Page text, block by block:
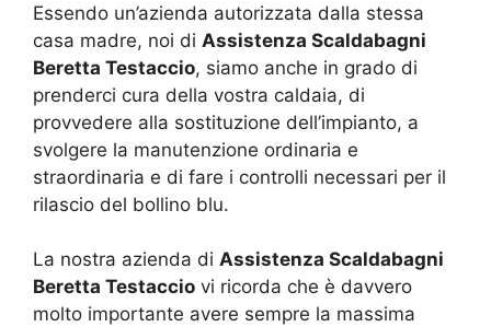
Essendo un’azienda autorizzata dalla stessa
casa madre, noi di Assistenza Scaldabagni
Beretta Testaccio, siamo anche in grado di
prenderci cura della vostra caldaia, di
provvedere alla sostituzione dell’impianto, a
svolgere la manutenzione ordinaria e
straordinaria e di fare i controlli necessari per il
rilascio del bollino blu.
La nostra azienda di Assistenza Scaldabagni
Beretta Testaccio vi ricorda che è davvero
molto importante avere sempre la massima